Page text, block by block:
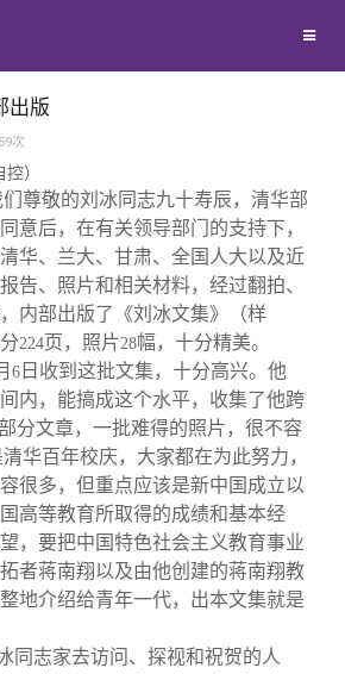
地区联络
年级联络
院系校友工作
专业委员会
兴趣群体
西南联大校友会
母校
捐赠项目
捐赠新闻
捐赠纪事
捐赠方法
义工计划
平台
《清华校友通讯》
《水木清华》
我要订阅
新媒体平台
清华
清华人物
清华故事
青春风采
校友文苑
校友讲坛
服务
终身学习
信息化服务
三创大赛
实用信息
总会
总会简介
会长致辞
总会章程
出版
次
控）
们尊敬的刘冰同志九十寿辰，清华部
意后，在有关领导部门的支持下，
华、兰大、甘肃、全国人大以及近
告、照片和相关材料，经过翻拍、
内部出版了《刘冰文集》（样
224页，照片28幅，十分精美。
6 日收到这批文集，十分高兴。他
内，能搞成这个水平，收集了他跨
分文章，一批难得的照片，很不容
华百年校庆，大家都在为此努力，
很多，但重点应该是新中国成立以
高等教育所取得的成绩和基本经
，要把中国特色社会主义教育事业
者蒋南翔以及由他创建的蒋南翔教
地介绍给青年一代，出本文集就是
同志家去访问、探视和祝贺的人